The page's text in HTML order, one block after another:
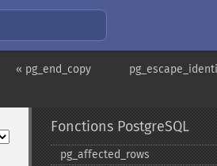
« pg_end_copy
Fonctions PostgreSQL
pg_​affected_​rows